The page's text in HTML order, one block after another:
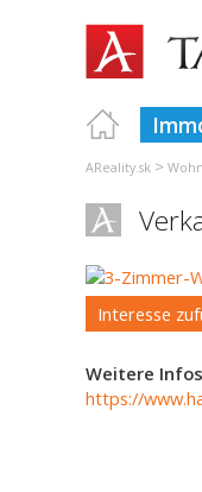
AReality.sk >
Interesse
Weitere